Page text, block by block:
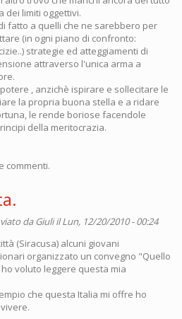
dei limiti oggettivi.
fatto a quelli che ne sarebbero per
(in ogni piano di confronto:
strategie ed atteggiamenti di
attraverso l'unica arma a
, anzichè ispirare e sollecitare le
la propria buona stella e a ridare
le rende boriose facendole
della meritocrazia.
commenti.
daGiuliil Lun, 12/20/2010 - 00:24
(Siracusa) alcuni giovani
organizzato un convegno "Quello
voluto leggere questa mia
che questa Italia mi offre ho